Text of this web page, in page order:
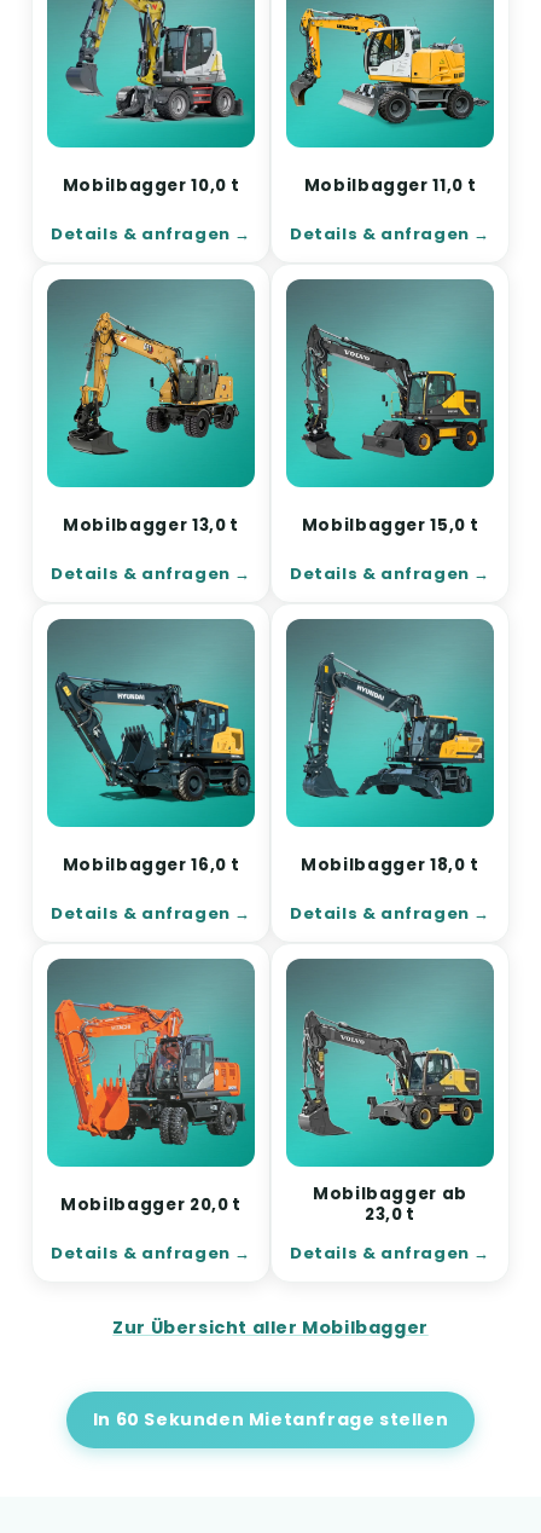
Mobilbagger 10,0 t
Details & anfragen
Mobilbagger 11,0 t
Details & anfragen
Mobilbagger 13,0 t
Details & anfragen
Mobilbagger 15,0 t
Details & anfragen
Mobilbagger 16,0 t
Details & anfragen
Mobilbagger 18,0 t
Details & anfragen
Mobilbagger 20,0 t
Details & anfragen
Mobilbagger ab
23,0 t
Details & anfragen
Zur Übersicht aller Mobilbagger
In 60 Sekunden Mietanfrage stellen